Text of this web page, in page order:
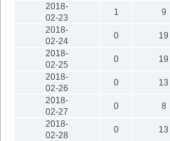
2018-
02-23
1 9
2018-
02-24
0 19
2018-
02-25
0 19
2018-
02-26
0 13
2018-
02-27
0 8
2018-
02-28
0 13